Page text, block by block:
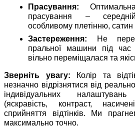
Прасування:
прасування –
особливому плетінню, сатин
Застереження: Не
пральної машини під
вільно переміщалася та
Зверніть увагу: Колір та
незначно відрізнятися від
індивідуальних
(яскравість, контраст,
сприйняття відтінків. Ми
максимально точно.